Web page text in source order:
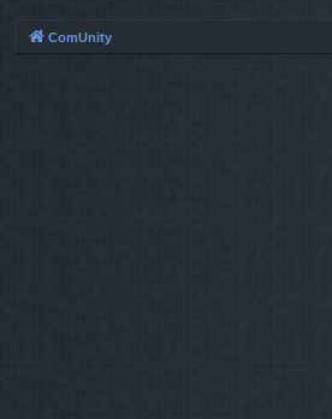
ComUnity